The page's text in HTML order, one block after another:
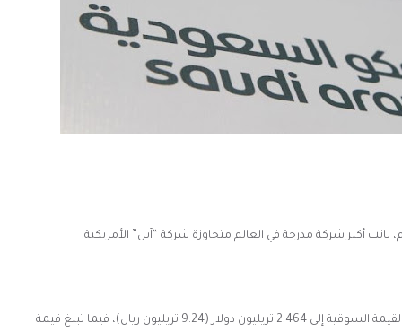
أكبر شركة مدرجة في العالم متجاوزة شركة “آبل” الأمريكية.
جاء ذلك بعد ارتفاع سهم الشركة إلى 46.20 ريال لترتفع القيمة السوقية إلى 2.464 تريليون دولار (9.24 تريليون ريال)، فيما تبلغ قيمة